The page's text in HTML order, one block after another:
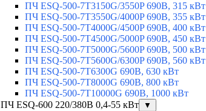
ПЧ ESQ-500-7T3150G/3550P 690В, 315 кВт
ПЧ ESQ-500-7T3550G/4000P 690В, 355 кВт
ПЧ ESQ-500-7T4000G/4500P 690В, 400 кВт
ПЧ ESQ-500-7T4500G/5000P 690В, 450 кВт
ПЧ ESQ-500-7T5000G/5600P 690В, 500 кВт
ПЧ ESQ-500-7T5600G/6300P 690В, 560 кВт
ПЧ ESQ-500-7T6300G 690В, 630 кВт
ПЧ ESQ-500-7T8000G 690В, 800 кВт
ПЧ ESQ-500-7T10000G 690В, 1000 кВт
ПЧ ESQ-600 220/380В 0,4-55 кВт
▼